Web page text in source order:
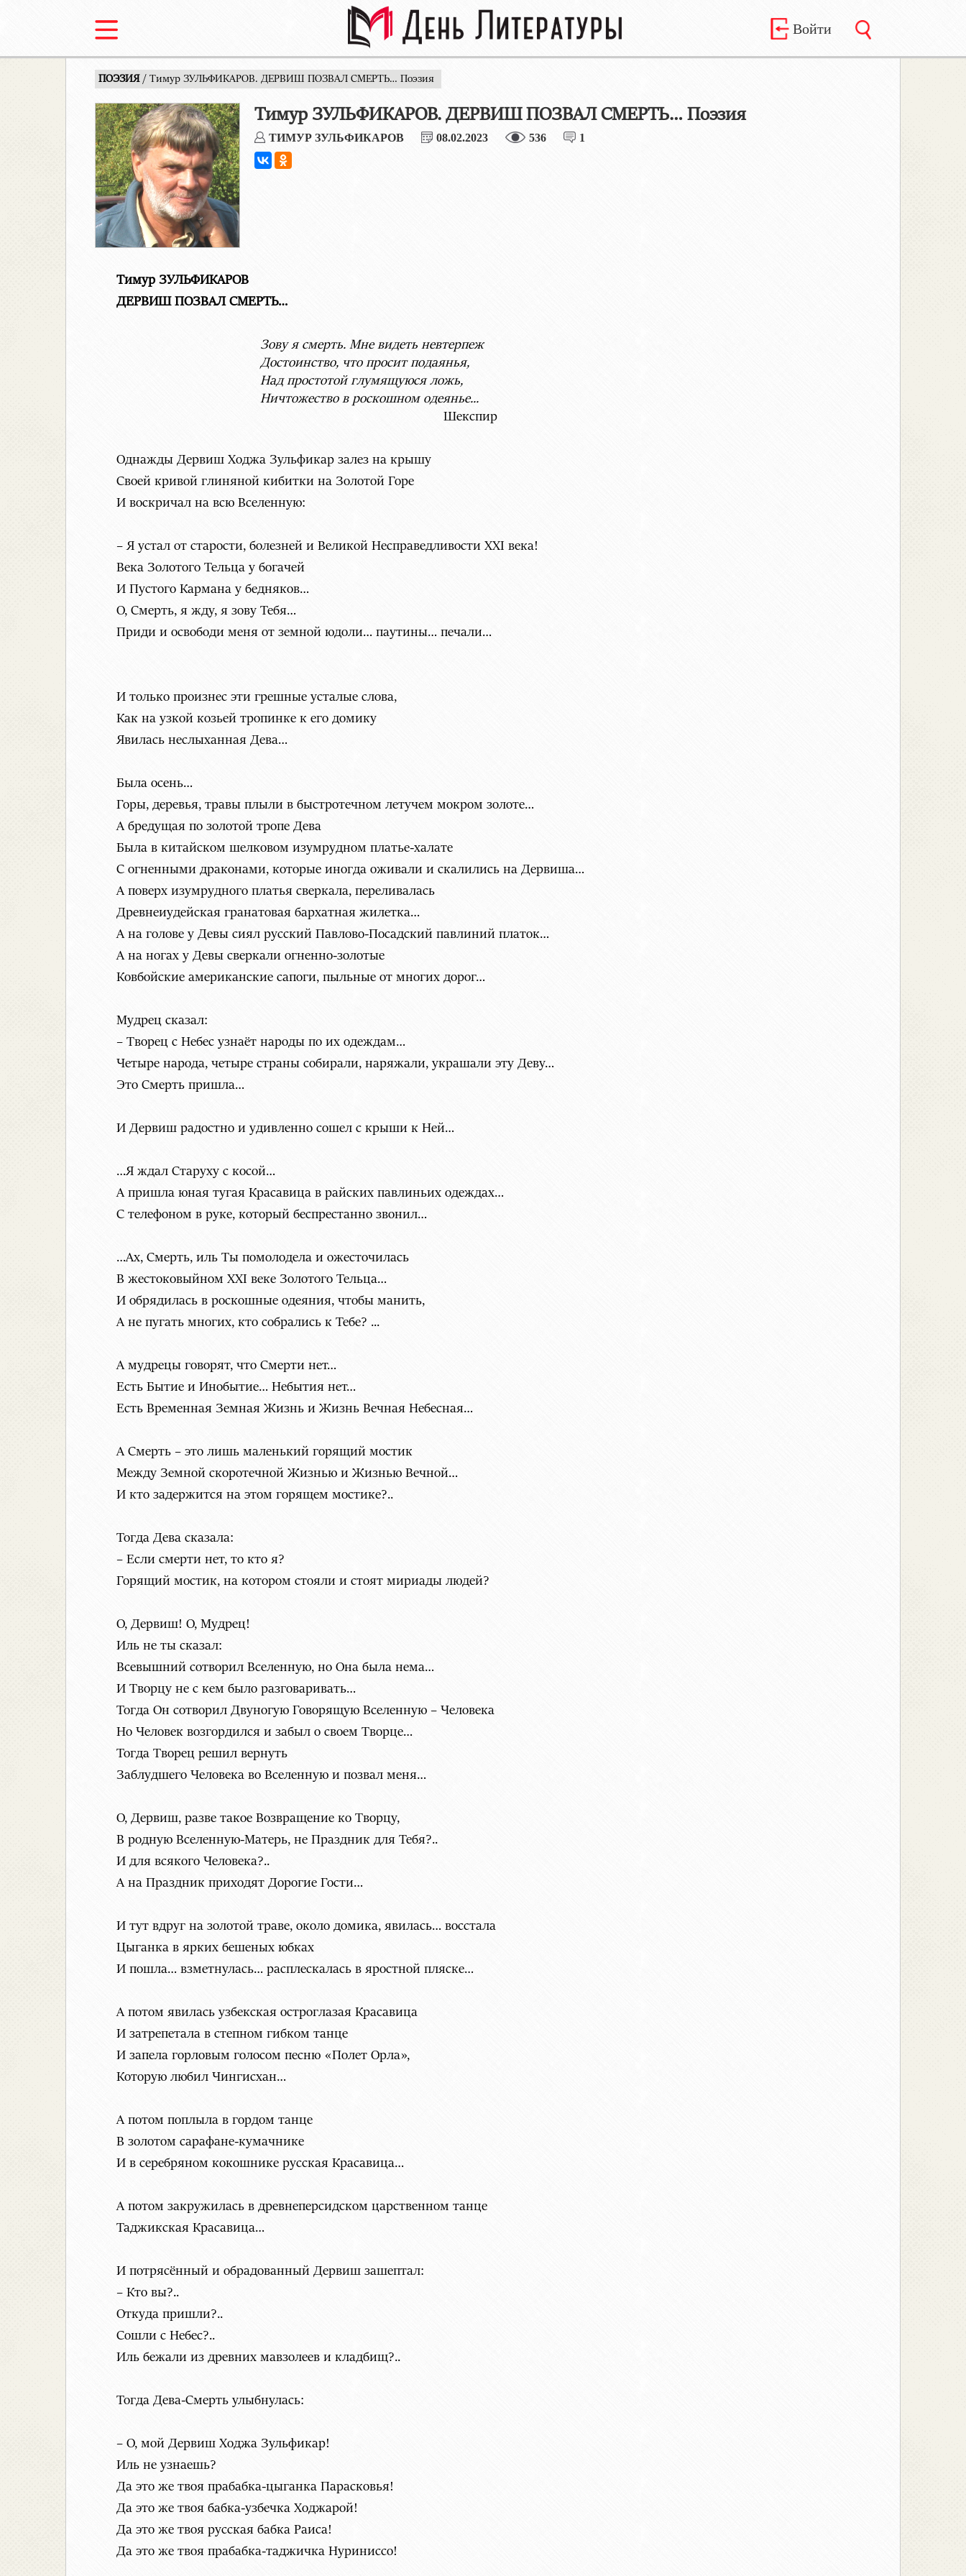
Войти
ПОЭЗИЯ / Тимур ЗУЛЬФИКАРОВ. ДЕРВИШ ПОЗВАЛ СМЕРТЬ… Поэзия
Тимур ЗУЛЬФИКАРОВ. ДЕРВИШ ПОЗВАЛ СМЕРТЬ… Поэзия
ТИМУР ЗУЛЬФИКАРОВ 08.02.2023 536 1
Тимур ЗУЛЬФИКАРОВ
ДЕРВИШ ПОЗВАЛ СМЕРТЬ…
Зову я смерть. Мне видеть невтерпеж
Достоинство, что просит подаянья,
Над простотой глумящуюся ложь,
Ничтожество в роскошном одеянье...
Шекспир
Однажды Дервиш Ходжа Зульфикар залез на крышу
Своей кривой глиняной кибитки на Золотой Горе
И воскричал на всю Вселенную:
– Я устал от старости, болезней и Великой Несправедливости ХХI века!
Века Золотого Тельца у богачей
И Пустого Кармана у бедняков…
О, Смерть, я жду, я зову Тебя…
Приди и освободи меня от земной юдоли… паутины… печали…
И только произнес эти грешные усталые слова,
Как на узкой козьей тропинке к его домику
Явилась неслыханная Дева…
Была осень…
Горы, деревья, травы плыли в быстротечном летучем мокром золоте…
А бредущая по золотой тропе Дева
Была в китайском шелковом изумрудном платье-халате
С огненными драконами, которые иногда оживали и скалились на Дервиша…
А поверх изумрудного платья сверкала, переливалась
Древнеиудейская гранатовая бархатная жилетка…
А на голове у Девы сиял русский Павлово-Посадский павлиний платок…
А на ногах у Девы сверкали огненно-золотые
Ковбойские американские сапоги, пыльные от многих дорог…
Мудрец сказал:
– Творец с Небес узнаёт народы по их одеждам…
Четыре народа, четыре страны собирали, наряжали, украшали эту Деву…
Это Смерть пришла…
И Дервиш радостно и удивленно сошел с крыши к Ней…
…Я ждал Старуху с косой…
А пришла юная тугая Красавица в райских павлиньих одеждах…
С телефоном в руке, который беспрестанно звонил…
…Ах, Смерть, иль Ты помолодела и ожесточилась
В жестоковыйном ХХI веке Золотого Тельца…
И обрядилась в роскошные одеяния, чтобы манить,
А не пугать многих, кто собрались к Тебе? ...
А мудрецы говорят, что Смерти нет…
Есть Бытие и Инобытие… Небытия нет…
Есть Временная Земная Жизнь и Жизнь Вечная Небесная…
А Смерть – это лишь маленький горящий мостик
Между Земной скоротечной Жизнью и Жизнью Вечной…
И кто задержится на этом горящем мостике?..
Тогда Дева сказала:
– Если смерти нет, то кто я?
Горящий мостик, на котором стояли и стоят мириады людей?
О, Дервиш! О, Мудрец!
Иль не ты сказал:
Всевышний сотворил Вселенную, но Она была нема…
И Творцу не с кем было разговаривать…
Тогда Он сотворил Двуногую Говорящую Вселенную – Человека
Но Человек возгордился и забыл о своем Творце…
Тогда Творец решил вернуть
Заблудшего Человека во Вселенную и позвал меня…
О, Дервиш, разве такое Возвращение ко Творцу,
В родную Вселенную-Матерь, не Праздник для Тебя?..
И для всякого Человека?..
А на Праздник приходят Дорогие Гости…
И тут вдруг на золотой траве, около домика, явилась… восстала
Цыганка в ярких бешеных юбках
И пошла… взметнулась… расплескалась в яростной пляске…
А потом явилась узбекская остроглазая Красавица
И затрепетала в степном гибком танце
И запела горловым голосом песню «Полет Орла»,
Которую любил Чингисхан…
А потом поплыла в гордом танце
В золотом сарафане-кумачнике
И в серебряном кокошнике русская Красавица…
А потом закружилась в древнеперсидском царственном танце
Таджикская Красавица…
И потрясённый и обрадованный Дервиш зашептал:
– Кто вы?..
Откуда пришли?..
Сошли с Небес?..
Иль бежали из древних мавзолеев и кладбищ?..
Тогда Дева-Смерть улыбнулась:
– О, мой Дервиш Ходжа Зульфикар!
Иль не узнаешь?
Да это же твоя прабабка-цыганка Парасковья!
Да это же твоя бабка-узбечка Ходжарой!
Да это же твоя русская бабка Раиса!
Да это же твоя прабабка-таджичка Нуриниссо!